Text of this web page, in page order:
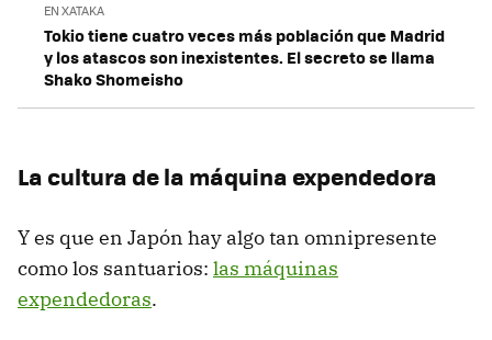
EN XATAKA
Tokio tiene cuatro veces más población que Madrid
y los atascos son inexistentes. El secreto se llama
Shako Shomeisho
La cultura de la máquina expendedora
Y es que en Japón hay algo tan omnipresente
como los santuarios: las máquinas
expendedoras.